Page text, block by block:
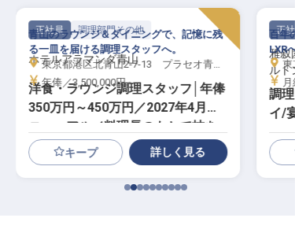
正社員 調理部門その他
ホテルアラマンダ青山
洋食・ラウンジ調理スタッフ│年俸
350万円～450万円／2027年4月リ
ニューアル／料理長のもとで技を
磨く
青山のラウンジ＆ダイニングで、記憶に残
る一皿を届ける調理スタッフへ。
東京都港区北青山2-7-13 プラセオ青山ビル
年俸／3,500,000円～
キープ 詳しく見る
正社
雅叙
ルト
調
イ/
業
百年
LXR
東